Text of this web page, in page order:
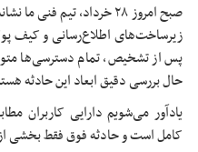
صبح امروز ۲۸ خرداد، تیم
زیرساخت‌های اطلاع‌رسانی و کیف
پس از تشخیص، تمام دسترسی‌ها
حال بررسی دقیق ابعاد این حادثه
یادآور می‌شویم دارایی کاربران
کامل است و حادثه فوق فقط بخشی